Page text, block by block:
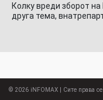
Колку вреди зборот
друга тема,
© 2026 iNFOMAX | Сите права